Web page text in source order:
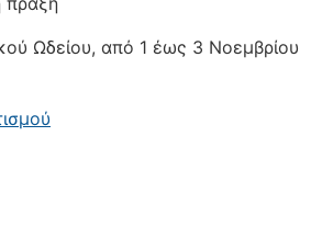
Ωδείου, από 1 έως 3 Νοεμβρίου